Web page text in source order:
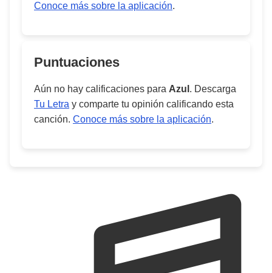
Conoce más sobre la aplicación.
Puntuaciones
Aún no hay calificaciones para Azul . Descarga
Tu Letra y comparte tu opinión calificando esta
canción. Conoce más sobre la aplicación.